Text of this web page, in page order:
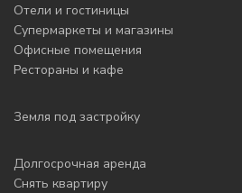
Отели и гостиницы
Супермаркеты и магазины
Офисные помещения
Рестораны и кафе
Земля под застройку
Долгосрочная аренда
Снять квартиру